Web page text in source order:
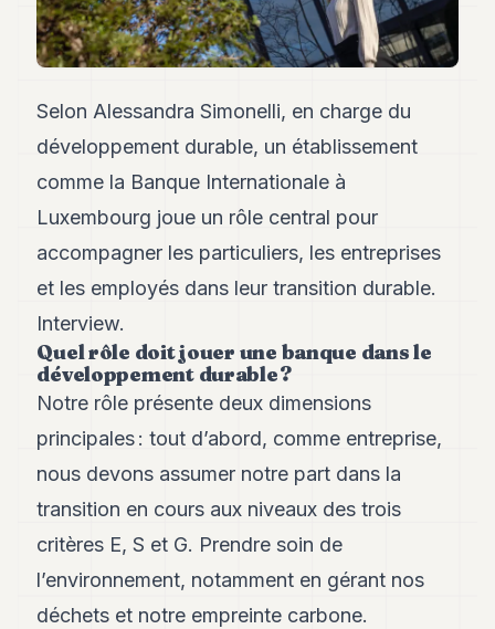
Andy
31
Andy
Andy
28
Andy
Andy
26
24
Andy
23
Andy
22
Andy
Andy
19
18
Andy
16
Andy
Andy
14
Selon Alessandra Simonelli, en charge du
développement durable, un établissement
comme la Banque Internationale à
Luxembourg joue un rôle central pour
accompagner les particuliers, les entreprises
et les employés dans leur transition durable.
Interview.
Quel rôle doit jouer une banque dans le
développement durable ?
Notre rôle présente deux dimensions
principales : tout d’abord, comme entreprise,
nous devons assumer notre part dans la
transition en cours aux niveaux des trois
critères E, S et G. Prendre soin de
l’environnement, notamment en gérant nos
déchets et notre empreinte carbone.